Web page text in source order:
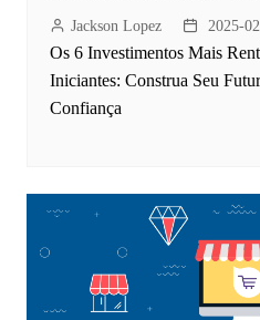
Jackson Lopez 2025-
Os 6 Investimentos Mais
Iniciantes: Construa Seu
Confiança